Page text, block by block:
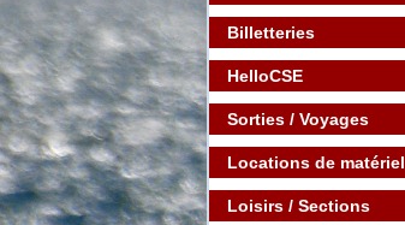
Billetteries
HelloCSE
Sorties / Voyages
Locations de matériel
Loisirs / Sections